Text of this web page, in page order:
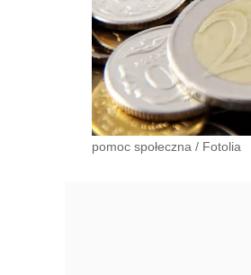
pomoc społeczna / Fotolia